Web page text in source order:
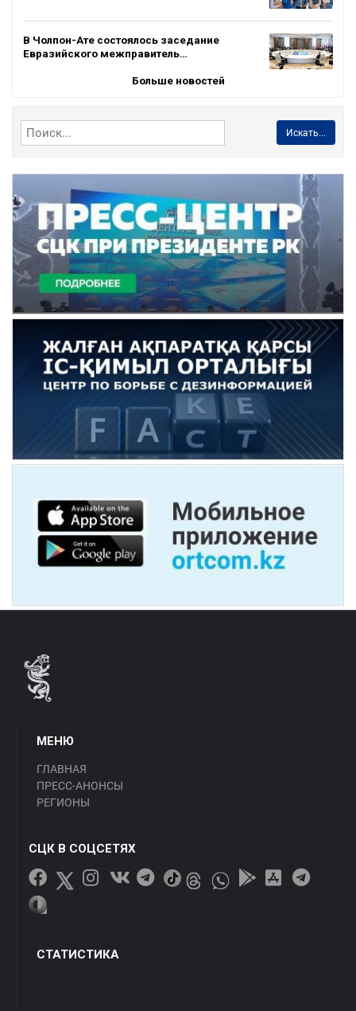
В Чолпон-Ате состоялось заседание
Евразийского межправитель…
Больше новостей
Искать...
МЕНЮ
ГЛАВНАЯ
ПРЕСС-АНОНСЫ
РЕГИОНЫ
СЦК В СОЦСЕТЯХ
СТАТИСТИКА